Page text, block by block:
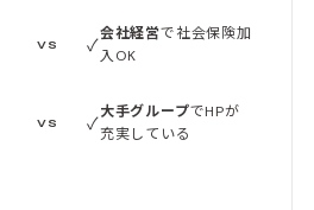
VS ✓
会社経営で社会保険加
入OK
VS ✓
大手グループでHPが
充実している